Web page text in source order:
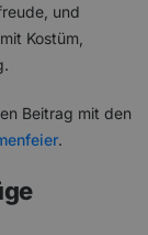
und
Kostüm,
Beitrag mit den
.